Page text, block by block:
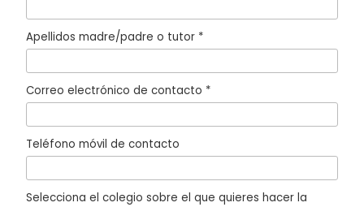
Apellidos madre/padre o tutor *
Correo electrónico de contacto *
Teléfono móvil de contacto
Selecciona el colegio sobre el que quieres hacer la